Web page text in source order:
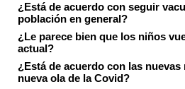
¿Está de acuerdo con seguir
población en general?
¿Le parece bien que los niños
actual?
¿Está de acuerdo con las
nueva ola de la Covid?